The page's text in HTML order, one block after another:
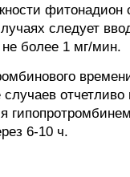
следует
более 1 мг/мин.
6-10 ч.